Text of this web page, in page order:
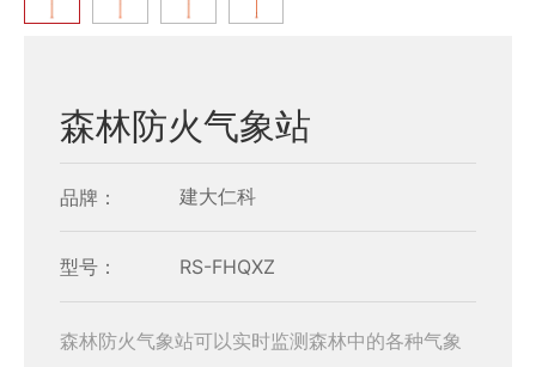
森林防火气象站
品牌： 建大仁科
型号： RS-FHQXZ
森林防火气象站可以实时监测森林中的各种气象